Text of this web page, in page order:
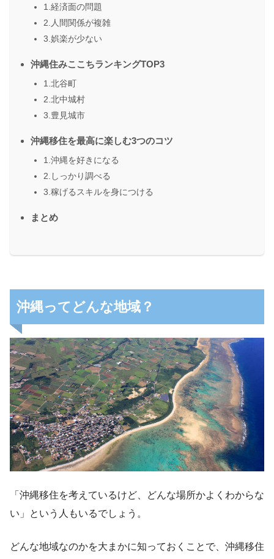
1.経済面の問題
2.人間関係が複雑
3.娯楽が少ない
沖縄住みここちランキングTOP3
1.北谷町
2.北中城村
3.豊見城市
沖縄移住を最高に楽しむ3つのコツ
1.沖縄を好きになる
2.しっかり調べる
3.稼げるスキルを身につける
まとめ
沖縄ってどんな地域？
「沖縄移住を考えているけど、どんな場所かよくわからな
い」という人もいるでしょう。
どんな地域なのかを大まかに知っておくことで、沖縄移住